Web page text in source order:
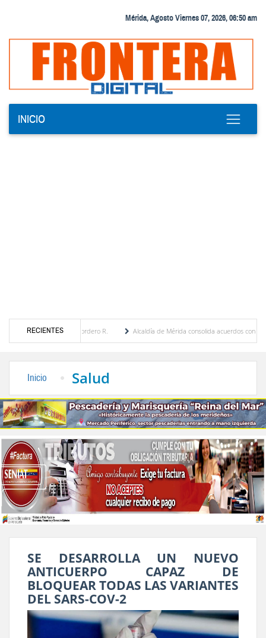
Mérida, Agosto Viernes 07, 2026, 06:50 am
INICIO
RECIENTES
Febres Cordero R.
Alcaldía de Mérida consolida acuerdos con
Inicio Salud
SE DESARROLLA UN NUEVO
ANTICUERPO CAPAZ DE
BLOQUEAR TODAS LAS VARIANTES
DEL SARS-COV-2